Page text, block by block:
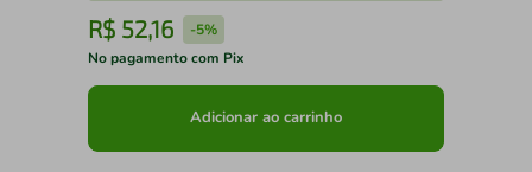
R$ 52,16 -5%
No pagamento com Pix
Adicionar ao carrinho